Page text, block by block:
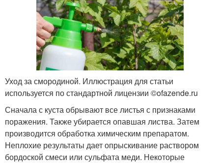
Уход за смородиной. Иллюстрация для статьи
используется по стандартной лицензии ©ofazende.ru
Сначала с куста обрывают все листья с признаками
поражения. Также убирается опавшая листва. Затем
производится обработка химическим препаратом.
Неплохие результаты дает опрыскивание раствором
бордоской смеси или сульфата меди. Некоторые